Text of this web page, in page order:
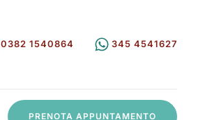
0382 1540864 345 4541627
PRENOTA APPUNTAMENTO